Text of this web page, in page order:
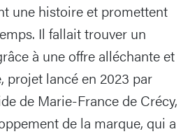
une histoire et promettent
Il fallait trouver un
à une offre alléchante et
projet lancé en 2023 par
de Marie-France de Crécy,
de la marque, qui a